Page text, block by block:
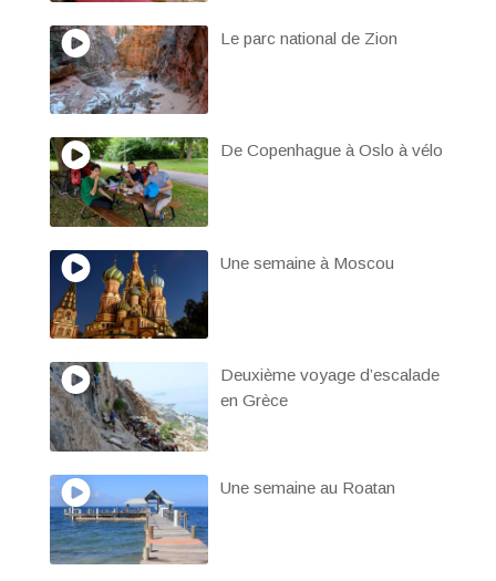
Le parc national de Zion
De Copenhague à Oslo à vélo
Une semaine à Moscou
Deuxième voyage d’escalade
en Grèce
Une semaine au Roatan